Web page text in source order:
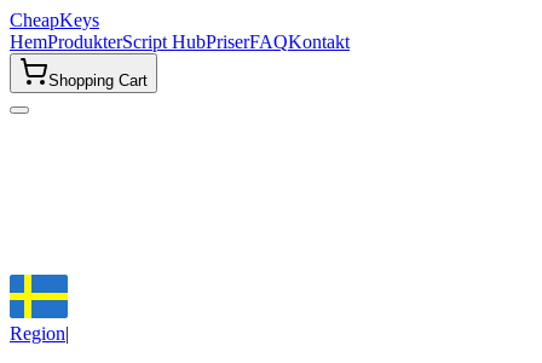
CheapKeys
HemProdukterScript HubPriserFAQKontakt
Shopping Cart
Region|